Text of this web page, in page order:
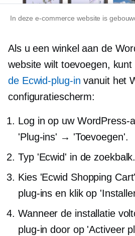
In dezee-commerce website is
Als u een winkel aan de
website wilt toevoegen,
de Ecwid-plug-in vanuit het
configuratiescherm:
Log in op uw WordPress-
'Plug-ins' → 'Toevoegen'.
Typ 'Ecwid' in de zoekbalk.
Kies 'Ecwid Shopping
plug-ins en klik op
Wanneer de installatie
plug-in door op 'Activeer